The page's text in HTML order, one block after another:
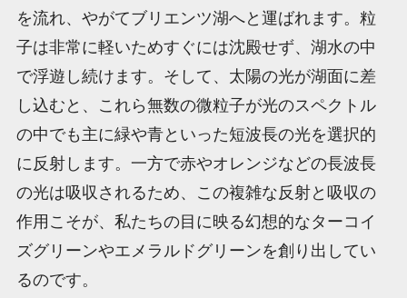
を流れ、やがてブリエンツ湖へと運ばれます。粒
子は非常に軽いためすぐには沈殿せず、湖水の中
で浮遊し続けます。そして、太陽の光が湖面に差
し込むと、これら無数の微粒子が光のスペクトル
の中でも主に緑や青といった短波長の光を選択的
に反射します。一方で赤やオレンジなどの長波長
の光は吸収されるため、この複雑な反射と吸収の
作用こそが、私たちの目に映る幻想的なターコイ
ズグリーンやエメラルドグリーンを創り出してい
るのです。